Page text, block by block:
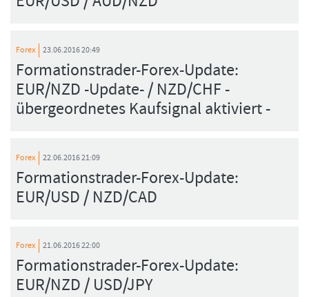
Forex 23.06.2016 20:49
Formationstrader-Forex-Update:
EUR/NZD -Update- / NZD/CHF -
übergeordnetes Kaufsignal aktiviert -
Forex 22.06.2016 21:09
Formationstrader-Forex-Update:
EUR/USD / NZD/CAD
Forex 21.06.2016 22:00
Formationstrader-Forex-Update:
EUR/NZD / USD/JPY